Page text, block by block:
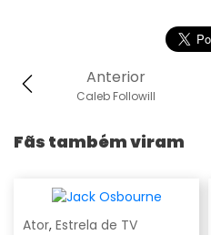
Anterior
Caleb Followill
Fãs também viram
Ator, Estrela de TV